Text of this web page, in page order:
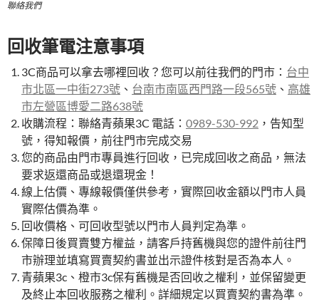
聯絡我們
回收筆電注意事項
3C商品可以拿去哪裡回收？您可以前往我們的門市： 台中
市北區一中街273號 、 台南市南區西門路一段565號 、 高雄
市左營區博愛二路638號
收購流程：聯絡青蘋果3C 電話： 0989-530-992 ，告知型
號，得知報價，前往門市完成交易
您的商品由門市專員進行回收，已完成回收之商品，無法
要求返還商品或退還現金！
線上估價、專線報價僅供參考，實際回收金額以門市人員
實際估價為準。
回收價格、可回收型號以門市人員判定為準。
保障日後買賣雙方權益，請客戶持舊機與您的證件前往門
市辦理並填寫買賣契約書並出示證件核對是否為本人。
青蘋果3c、橙市3c保有舊機是否回收之權利，並保留變更
及終止本回收服務之權利。詳細規定以買賣契約書為準。